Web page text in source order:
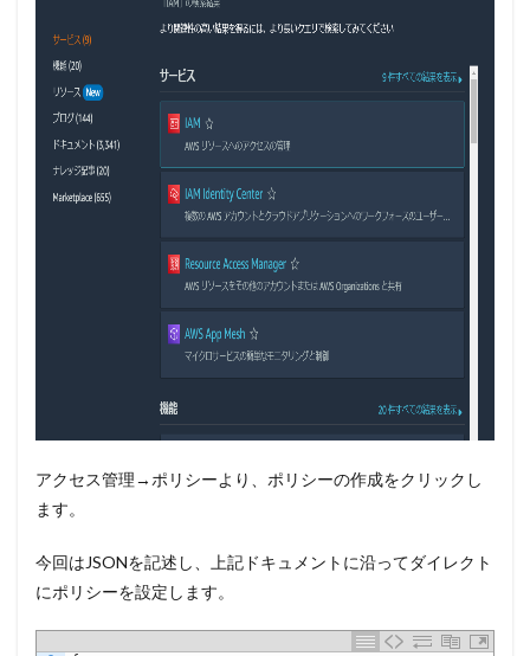
アクセス管理→ポリシーより、ポリシーの作成をクリックし
ます。
今回はJSONを記述し、上記ドキュメントに沿ってダイレクト
にポリシーを設定します。